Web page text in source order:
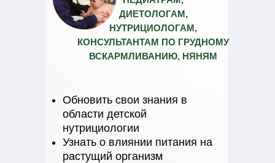
Обновить свои знания в
области детской
нутрициологии
Узнать о влиянии питания на
растущий организм
ДИЕТОЛОГАМ,
НУТРИЦИОЛОГАМ,
КОНСУЛЬТАНТАМ ПО ГРУДНОМУ
ВСКАРМЛИВАНИЮ, НЯНЯМ